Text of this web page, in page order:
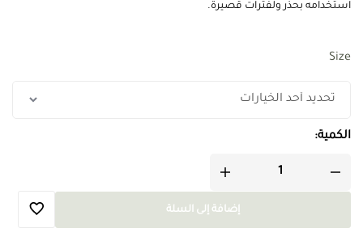
استخدامه بحذر ولفترات قصيرة.
Size
الكمية:
إضافة إلى السلة